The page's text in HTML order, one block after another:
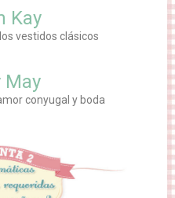
Kay
vestidos clásicos
May
conyugal y boda